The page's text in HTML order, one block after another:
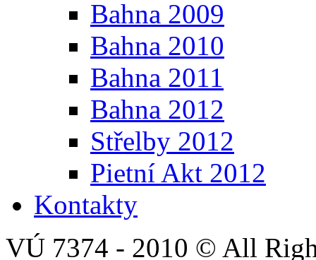
Bahna 2009
Bahna 2010
Bahna 2011
Bahna 2012
Střelby 2012
Pietní Akt 2012
Kontakty
VÚ 7374 - 2010 © All